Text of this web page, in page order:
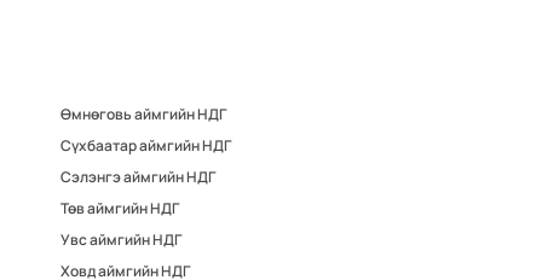
Өмнөговь аймгийн НДГ
Сүхбаатар аймгийн НДГ
Сэлэнгэ аймгийн НДГ
Төв аймгийн НДГ
Увс аймгийн НДГ
Ховд аймгийн НДГ